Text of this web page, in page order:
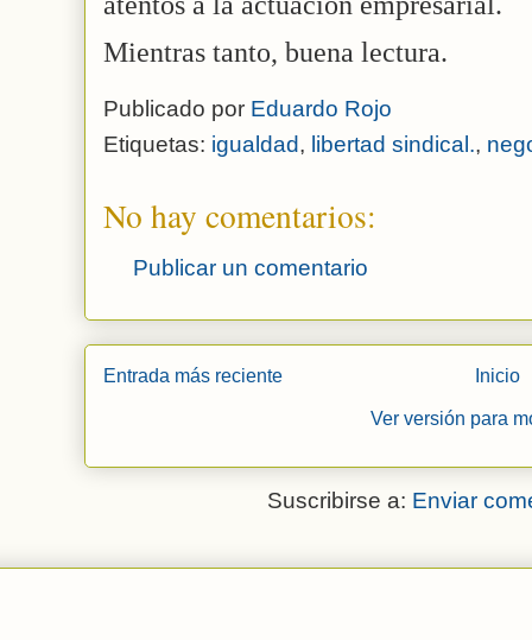
Mientras tanto, buena lectura.
Publicado por Eduardo Rojo
Etiquetas: igualdad, libertad sindical.,
No hay comentarios:
Publicar un comentario
Entrada más reciente Inicio
Ver versión para
Suscribirse a: Enviar